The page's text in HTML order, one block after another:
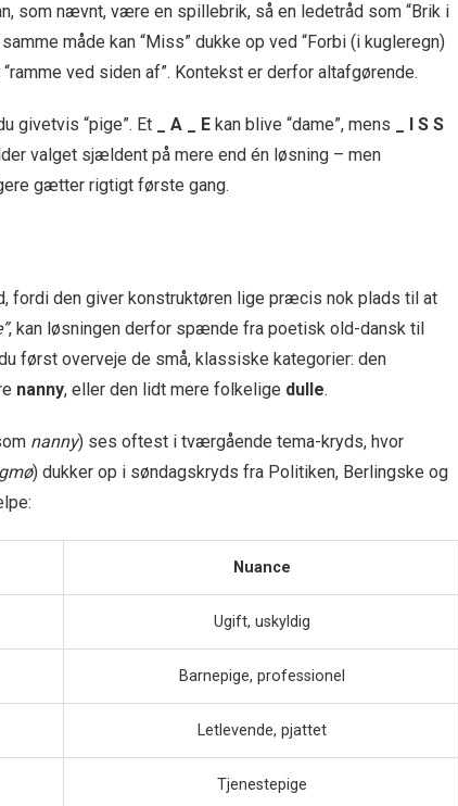
som nævnt, være en spillebrik, så en ledetråd som “Brik i
måde kan “Miss” dukke op ved “Forbi (i kugleregn)
ved siden af”. Kontekst er derfor altafgørende.
givetvis “pige”. Et _ A _ E kan blive “dame”, mens
_ I S S
valget sjældent på mere end én løs­ning – men
gætter rigtigt første gang.
fordi den giver konstruktøren lige præcis nok plads til at
, kan løsningen derfor spænde fra poetisk old-dansk til
først overveje de små, klassiske kategorier: den
nanny, eller den lidt mere folkelige dulle.
nanny) ses oftest i tværgående tema-kryds, hvor
) dukker op i søndagskryds fra Politiken, Berlingske og
Nuance
Ugift, uskyldig
Barnepige, professionel
Letlevende, pjattet
Tjenestepige